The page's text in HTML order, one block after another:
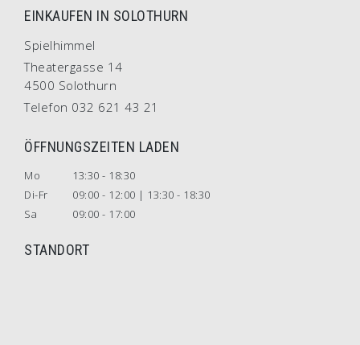
EINKAUFEN IN SOLOTHURN
Spielhimmel
Theatergasse 14
4500 Solothurn
Telefon 032 621 43 21
ÖFFNUNGSZEITEN LADEN
Mo
13:30 - 18:30
Di-Fr
09:00 - 12:00 | 13:30 - 18:30
Sa
09:00 - 17:00
STANDORT